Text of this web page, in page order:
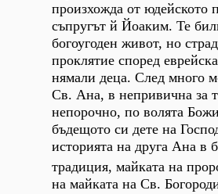
произхожда от юдейското
съпругът й Йоаким. Те
богоугоден живот, но
проклятие според
нямали деца. След много
Св. Ана, в непривична за
непорочно, по волята
бъдещото си дете на
историята на друга Ана в
традиция, майката на
на майката на Св.